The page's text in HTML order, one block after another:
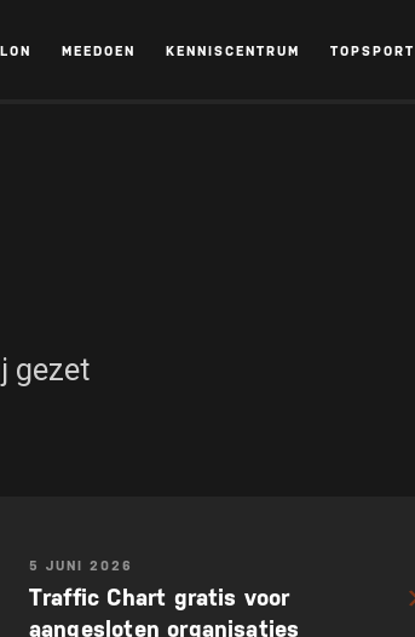
MEEDOEN KENNISCENTRUM TOPSPORT
gezet
5 JUNI 2026
Traffic Chart gratis voor
aangesloten organisaties